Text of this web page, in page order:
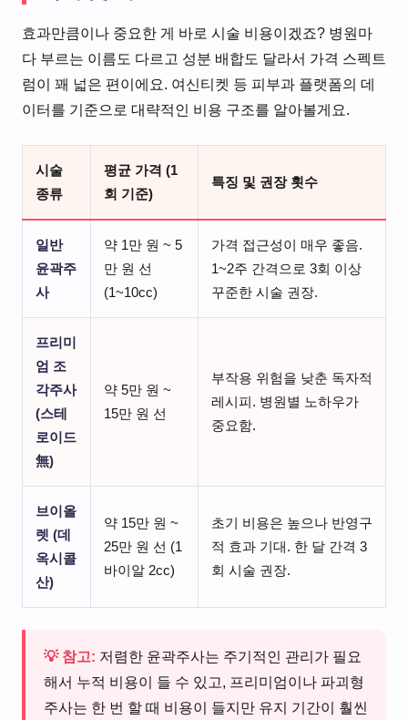
효과만큼이나 중요한 게 바로 시술 비용이겠죠? 병원마
다 부르는 이름도 다르고 성분 배합도 달라서 가격 스펙트
럼이 꽤 넓은 편이에요. 여신티켓 등 피부과 플랫폼의 데
이터를 기준으로 대략적인 비용 구조를 알아볼게요.
시술
종류
평균 가격 (1
회 기준)
특징 및 권장 횟수
일반
윤곽주
사
약 1만 원 ~ 5
만 원 선
(1~10cc)
가격 접근성이 매우 좋음.
1~2주 간격으로 3회 이상
꾸준한 시술 권장.
프리미
엄 조
각주사
(스테
로이드
無)
약 5만 원 ~
15만 원 선
부작용 위험을 낮춘 독자적
레시피. 병원별 노하우가
중요함.
브이올
렛 (데
옥시콜
산)
약 15만 원 ~
25만 원 선 (1
바이알 2cc)
초기 비용은 높으나 반영구
적 효과 기대. 한 달 간격 3
회 시술 권장.
💡 참고: 저렴한 윤곽주사는 주기적인 관리가 필요
해서 누적 비용이 들 수 있고, 프리미엄이나 파괴형
주사는 한 번 할 때 비용이 들지만 유지 기간이 훨씬